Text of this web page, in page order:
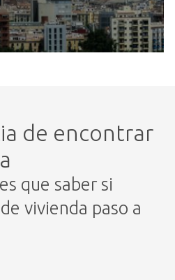
de encontrar
que saber si
vivienda paso a